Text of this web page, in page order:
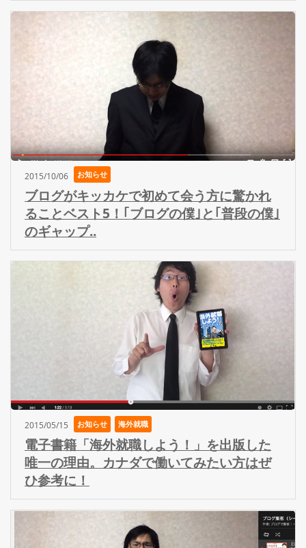
2015/10/06 お知らせ
ブログがキッカケで初めて会う方に驚かれ
ることベスト5！｢ブログの僕｣と｢普段の僕｣
のギャップ..
2015/05/15 お知らせ 海外就職
電子書籍「海外就職しよう！」を出版した
唯一の理由。カナダで働いてみたい方はぜ
ひ参考に！